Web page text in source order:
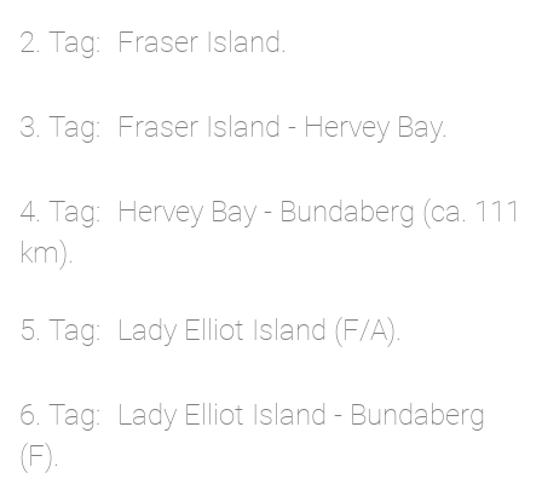
2. Tag Fraser Island.
3. Tag Fraser Island - Hervey Bay.
4. Tag
Hervey Bay - Bundaberg (ca. 111
km).
5. Tag Lady Elliot Island (F/A).
6. Tag
Lady Elliot Island - Bundaberg
(F).